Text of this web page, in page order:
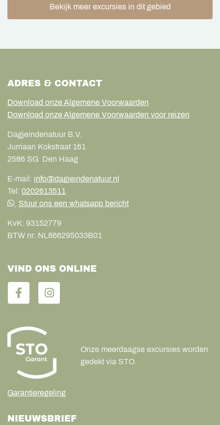
Bekijk meer excursies in dit gebied
ADRES & CONTACT
Download onze Algemene Voorwaarden
Download onze Algemene Voorwaarden voor reizen
Dagjeindenatuur B.V.
Jurriaan Kokstraat 161
2586 SG Den Haag
E-mail: info@dagjeindenatuur.nl
Tel: 0202613511
Stuur ons een whatsapp bericht
KvK: 93152779
BTW nr: NL866295033B01
VIND ONS ONLINE
Garantieregeling
Onze meerdaagse excursies worden
gedekt via STO.
NIEUWSBRIEF